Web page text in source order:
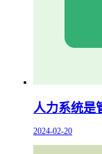
人力系统是
2024-02-20